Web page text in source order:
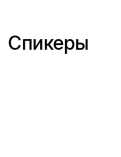
Спикеры